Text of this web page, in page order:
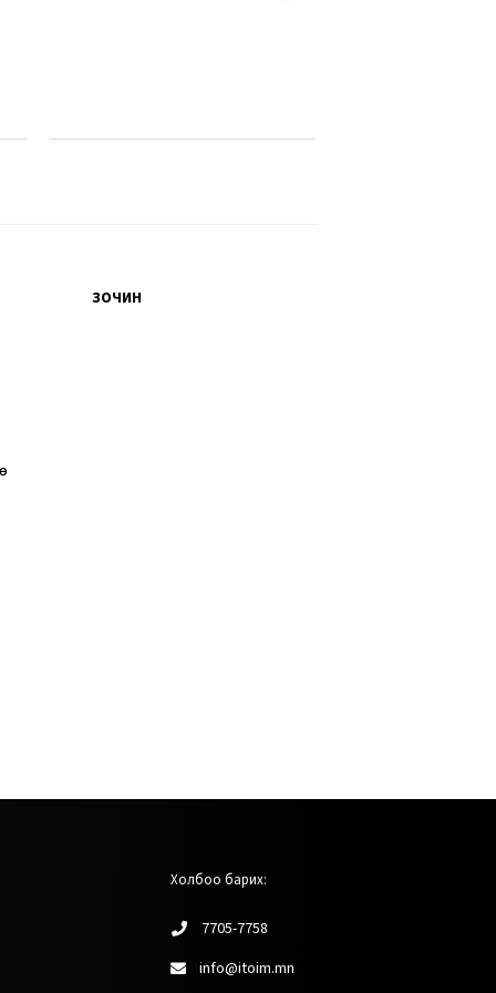
ЗОЧИН
Холбоо барих:
7705-7758
info@itoim.mn